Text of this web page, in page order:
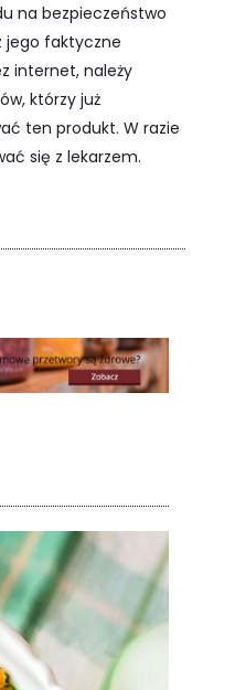
na bezpieczeństwo
jego faktyczne
internet, należy
którzy już
ten produkt. W razie
się z lekarzem.